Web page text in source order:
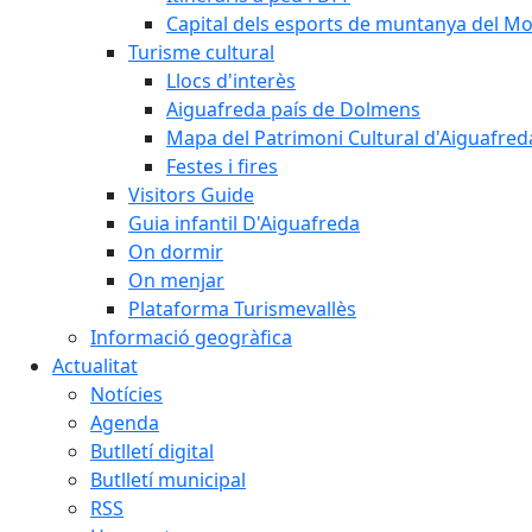
Capital dels esports de muntanya del
Turisme cultural
Llocs d'interès
Aiguafreda país de Dolmens
Mapa del Patrimoni Cultural
Festes i fires
Visitors Guide
Guia infantil D'Aiguafreda
On dormir
On menjar
Plataforma Turismevallès
Informació geogràfica
Actualitat
Notícies
Agenda
Butlletí digital
Butlletí municipal
RSS